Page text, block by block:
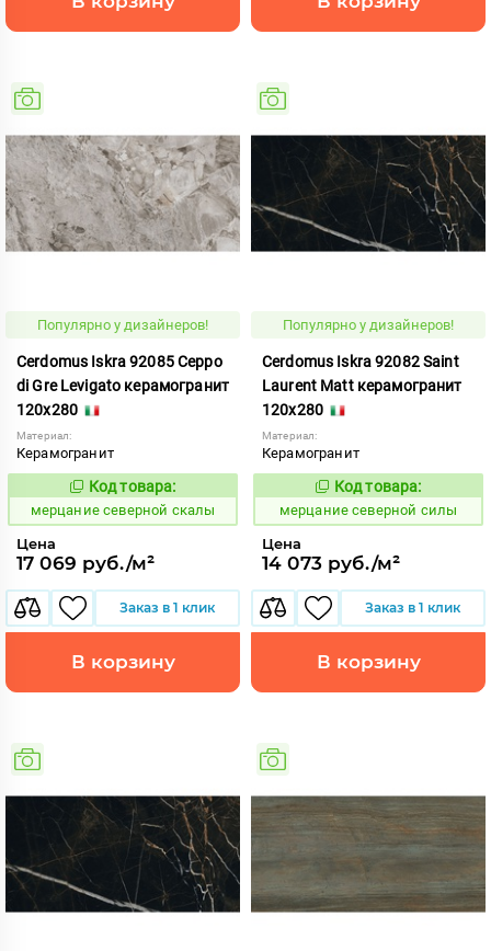
Популярно у дизайнеров!
Cerdomus Iskra 92085 Ceppo
di Gre Levigato керамогранит
120x280
Материал:
Керамогранит
979341
Код товара:
мерцание северной скалы
Цена
17 069 руб./м²
Заказ в 1 клик
В корзину
Популярно у дизайнеров!
Cerdomus Iskra 92082 Saint
Laurent Matt керамогранит
120x280
Материал:
Керамогранит
979338
Код товара:
мерцание северной силы
Цена
14 073 руб./м²
Заказ в 1 клик
В корзину